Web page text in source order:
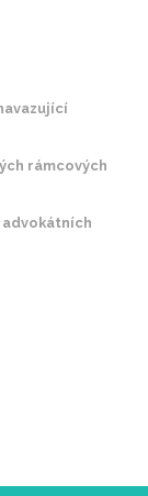
rámcových